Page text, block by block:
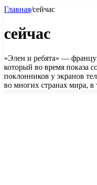
Главная/сейчас
сейчас
«Элен и ребята» —
который во время показа
поклонников у экранов
во многих странах мира,